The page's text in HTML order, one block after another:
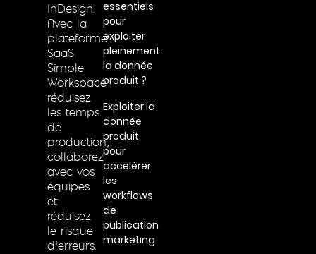
InDesign.
Avec la
plateforme
SaaS
Simple
Workspace
réduisez
les temps
de
production,
collaborez
avec vos
équipes
et
réduisez
le risque
d’erreurs.
essentiels
pour
exploiter
pleinement
la donnée
produit ?
Exploiter la
donnée
produit
pour
accélérer
les
workflows
de
publication
marketing